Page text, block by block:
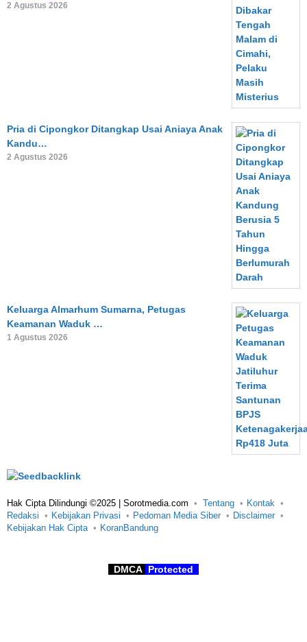
2 Agustus 2026
Pria di Cipongkor Ditangkap Usai Aniaya Anak
Kandu…
2 Agustus 2026
Keluarga Almarhum Sumarna, Petugas
Keamanan Waduk …
1 Agustus 2026
Hak Cipta Dilindungi ©2025 | Sorotmedia.com Tentang
Kontak
Redaksi
Kebijakan Privasi Pedoman Media Siber
Disclaimer
Kebijakan Hak Cipta
KoranBandung
DMCA Protected